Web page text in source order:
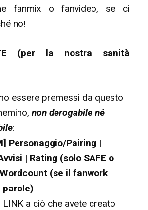
fanmix o fanvideo, se ci
no!
(per la nostra sanità
essere premessi da questo
non derogabile né
:
Personaggio/Pairing |
| Rating (solo SAFE o
(se il fanwork
parole)
LINK a ciò che avete creato